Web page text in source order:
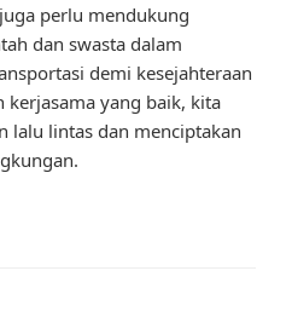
perlu mendukung
dan swasta dalam
demi kesejahteraan
kerjasama yang baik, kita
lalu lintas dan menciptakan